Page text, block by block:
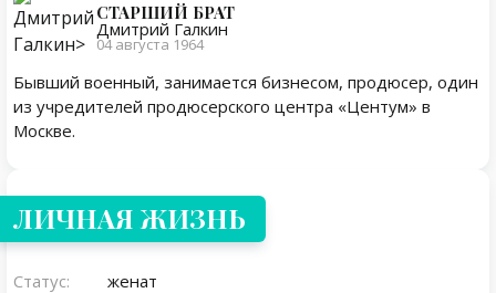
СТАРШИЙ БРАТ
Дмитрий Галкин
04 августа 1964
Бывший военный, занимается бизнесом, продюсер, один
из учредителей продюсерского центра «Центум» в
Москве.
Личная жизнь
ЛИЧНАЯ ЖИЗНЬ
Статус:
женат